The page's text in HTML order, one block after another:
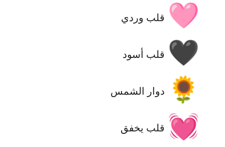
🩷 قلب وردي
🖤 قلب أسود
🌻 دوار الشمس
💓 قلب يخفق